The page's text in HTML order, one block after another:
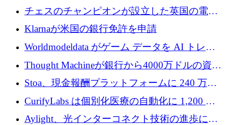
1 つをどのように解決しているか
チェスのチャンピオンが設立した英国の電池
材料スタートアップ TaiSan が 465 万ポンドを
Klarnaが米国の銀行免許を申請
Worldmodeldata がゲーム データを AI トレー
ニングに変えるために 700 万ポンドを獲得
Thought Machineが銀行から4000万ドルの資金
調達、年間収益1億ドルを突破
Stoa、現金報酬プラットフォームに 240 万ド
ルを確保
CurifyLabs は個別化医療の自動化に 1,200 万
ユーロを寄付
Aylight、光インターコネクト技術の進歩に向